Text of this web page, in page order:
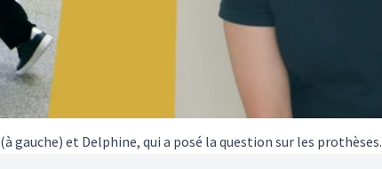
(à gauche) et Delphine, qui a posé la question sur les prothèses.